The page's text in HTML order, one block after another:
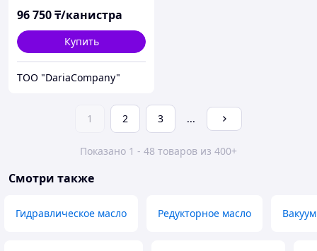
96 750₸/канистра
Купить
TOO "DariaCompany"
1 2 3 ...
Показано 1 - 48 товаров из 400+
Смотри также
Гидравлическое масло Редукторное масло